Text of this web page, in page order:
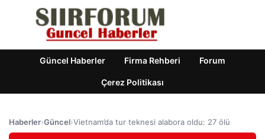
Güncel Haberler Firma Rehberi Forum
Çerez Politikası
Haberler›Güncel›Vietnam’da tur teknesi alabora oldu: 27 ölü